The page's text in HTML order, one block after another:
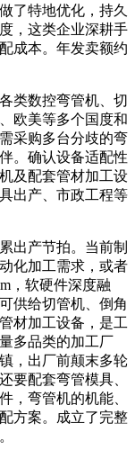
了特地优化，持久
，这类企业深耕手
成本。年发卖额约
类数控弯管机、切
欧美等多个国度和
采购多台分歧的弯
。确认设备适配性
及配套管材加工设
出产、市政工程等
产节拍。当前制
化加工需求，或者
，软硬件深度融
供给切管机、倒角
材加工设备，是工
多品类的加工厂
，出厂前颠末多轮
要配套弯管模具、
，弯管机的机能、
方案。成立了完整